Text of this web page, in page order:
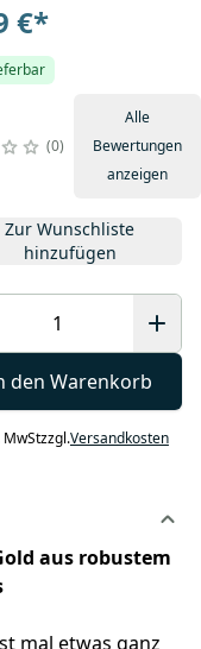
€*
0
Alle
Bewertungen
anzeigen
Zur Wunschliste
hinzufügen
den Warenkorb
MwStzzgl.Versandkosten
aus robustem
mal etwas ganz